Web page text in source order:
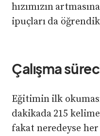
hızımızın
ipuçları da
Çalışma
Eğitimin ilk
dakikada 215
fakat neredeyse